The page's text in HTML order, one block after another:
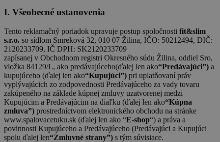
I. Všeobecné ustanovenia
Tento reklamačný poriadok upravuje postup spoločnosti fit&slim
s.r.o. so sídlom Smreková 32, 010 07 Žilina, IČO: 50212494, DIČ:
2120233709, IČ DPH: SK2120233709
zapísanej v Obchodnom registri Okresného súdu Žilina, oddiel Sro,
vložka 84129/L, ako predávajúceho(ďalej len ako“Predávajúci”) a
kupujúceho (ďalej len ako“Kupujúci”) pri uplatňovaní práv
vyplývajúcich zo zodpovednosti Predávajúceho za vady tovaru
zakúpeného na základe kúpnej zmluvy uzatvorenej medzi
Kupujúcim a Predávajúcim na diaľku (ďalej len ako“Kúpna
zmluva”) prostredníctvom elektronického obchodu na stránke
www.spalovacetuku.sk (ďalej len ako “E-shop“) a práva a
povinnosti Kupujúceho a Predávajúceho (Predávajúci a Kupujúci
spolu ďalej len“Zmluvné strany”) s tým súvisiace.